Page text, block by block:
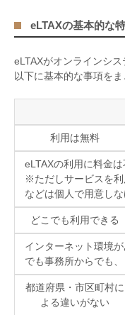
eLTAXの基本的な
eLTAXがオンラインシス
以下に基本的な事項をま
利用は無料
eLTAXの利用に料金は
※ただしサービスを
などは個人で用意しな
どこでも利用できる
インターネット環境
でも事務所からでも
都道府県・市区町村に
よる違いがない